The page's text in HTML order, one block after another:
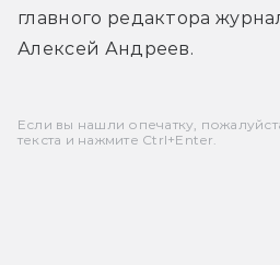
главного редактора
Алексей Андреев.
Если вы нашли опечатку,
текста и нажмите Ctrl+Enter.